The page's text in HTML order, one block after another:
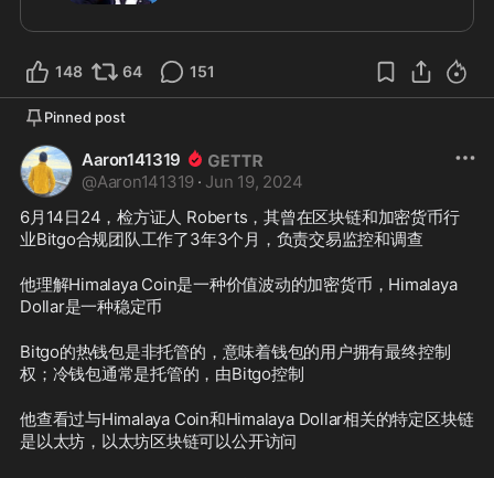
同时，川普MEME（迷因币）概念暴
内暴涨 44%，MAGA Hat（代码
MAGA） 暴涨 32%
加密货币的迷因币，又称Meme
Coin，是一种起源于互联网社区文
化、为了达到某种诙谐搞笑或讥讽嘲笑
的娱乐目的、由技术开发爱好者通过区
块链技术创建的加密资产。除了具有
Meme本身幽默讽刺和社区传播的特
点，作为Coin本身它在发行机制、投
资逻辑和实际功能等方面与其他加密货
#迷因币 #加密货币 #暴涨 #亚伦
148 64 151
Pinned post
Aaron141319
@Aaron141319 · Jun 19, 2024
6月14日24，检方证人 Roberts，其曾在区块链和加密货币行
业Bitgo合规团队工作了3年3个月，负责交易监控和调查
他理解Himalaya Coin是一种价值波动的加密货币，Himalaya
Dollar是一种稳定币
Bitgo的热钱包是非托管的，意味着钱包的用户拥有最终控制
权；冷钱包通常是托管的，由Bitgo控制
他查看过与Himalaya Coin和Himalaya Dollar相关的特定区块链
是以太坊，以太坊区块链可以公开访问